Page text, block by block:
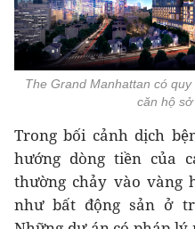
The Grand Manhattan có
căn hộ sở
Trong bối cảnh dịch
hướng dòng tiền của
thường chảy vào vàng
như bất động sản ở